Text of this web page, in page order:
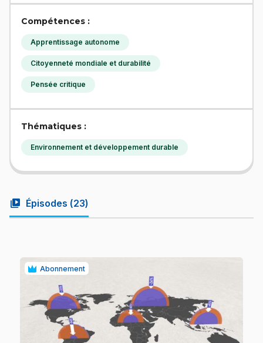
Compétences :
Apprentissage autonome
Citoyenneté mondiale et durabilité
Pensée critique
Thématiques :
Environnement et développement durable
video_library Épisodes (23)
Abonnement